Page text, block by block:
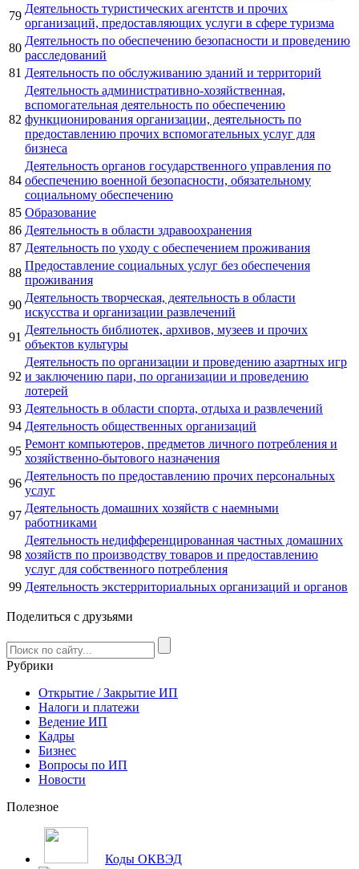
79
Деятельность туристических агентств и прочих
организаций, предоставляющих услуги в сфере туризма
80
Деятельность по обеспечению безопасности и проведению
расследований
81 Деятельность по обслуживанию зданий и территорий
82
Деятельность административно-хозяйственная,
вспомогательная деятельность по обеспечению
функционирования организации, деятельность по
предоставлению прочих вспомогательных услуг для
бизнеса
84
Деятельность органов государственного управления по
обеспечению военной безопасности, обязательному
социальному обеспечению
85 Образование
86 Деятельность в области здравоохранения
87 Деятельность по уходу с обеспечением проживания
88
Предоставление социальных услуг без обеспечения
проживания
90
Деятельность творческая, деятельность в области
искусства и организации развлечений
91
Деятельность библиотек, архивов, музеев и прочих
объектов культуры
92
Деятельность по организации и проведению азартных игр
и заключению пари, по организации и проведению
лотерей
93 Деятельность в области спорта, отдыха и развлечений
94 Деятельность общественных организаций
95
Ремонт компьютеров, предметов личного потребления и
хозяйственно-бытового назначения
96
Деятельность по предоставлению прочих персональных
услуг
97
Деятельность домашних хозяйств с наемными
работниками
98
Деятельность недифференцированная частных домашних
хозяйств по производству товаров и предоставлению
услуг для собственного потребления
99 Деятельность экстерриториальных организаций и органов
Поделиться с друзьями
Рубрики
Открытие / Закрытие ИП
Налоги и платежи
Ведение ИП
Кадры
Бизнес
Вопросы по ИП
Новости
Полезное
Коды ОКВЭД